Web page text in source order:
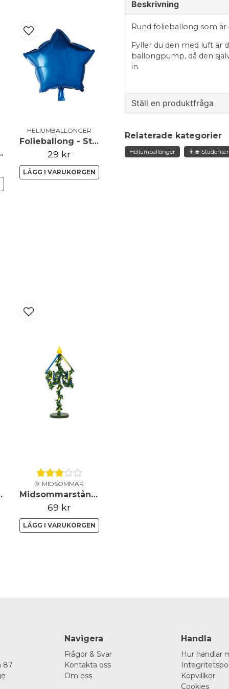
- Blå
HELIUMBALLONGER
Folieballong - Stjärna - Blå
29 kr
LÄGG I VARUKORGEN
- Vit
🌞 MIDSOMMAR
Midsommarstång - Grön
69 kr
LÄGG I VARUKORGEN
Beskrivning
Rund folieballong som
Fyller du den med luft är
ballongpump, då den
in.
Ställ en produktfråga
Fråga oss något om
Relaterade kategorier
Heliumballonger 👩‍🎓
87
Navigera
Frågor & Svar
Kontakta oss
Om oss
Handla
Hur handlar
Köpvillkor
Cookies